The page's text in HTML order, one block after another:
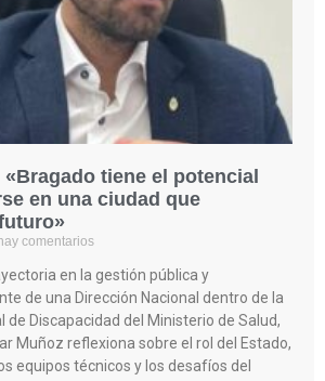
tiene el potencial
en una ciudad que
comentarios
en la gestión pública y
de una Dirección Nacional dentro de la
de Discapacidad del Ministerio de Salud,
Muñoz reflexiona sobre el rol del Estado,
equipos técnicos y los desafíos del